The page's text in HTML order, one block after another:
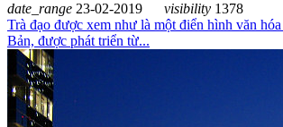
date_range 23-02-2019 visibility 1378
Trà đạo được xem như là một điển hình văn
Bản, được phát triển từ...